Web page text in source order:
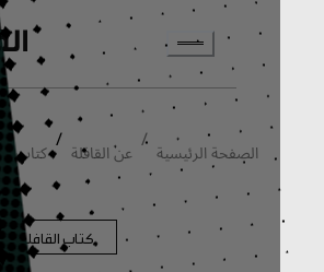
انتقل إلى المحتوى الرئيسي
الصفحة الرئيسية / عن القافلة / كتاب القافلة /
كتاب القافلة